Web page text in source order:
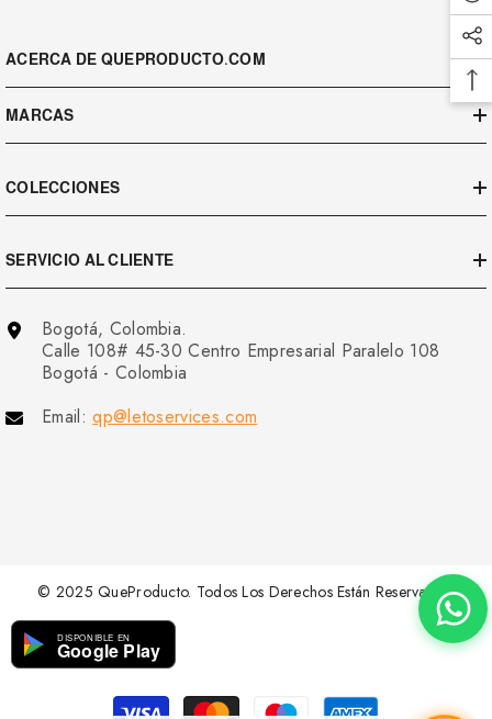
ACERCA DE QUEPRODUCTO.COM
MARCAS
COLECCIONES
SERVICIO AL CLIENTE
Bogotá, Colombia.
Calle 108# 45-30 Centro Empresarial Paralelo 108
Bogotá - Colombia
Email:qp@letoservices.com
© 2025 QueProducto. Todos Los Derechos Están Reservados.
DISPONIBLE EN
Google Play
Métodos